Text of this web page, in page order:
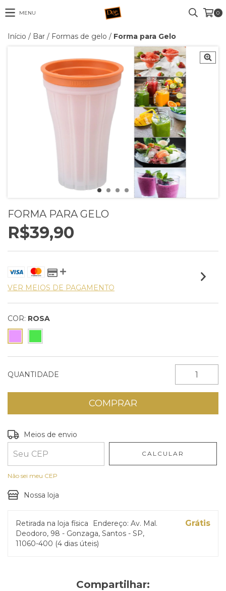
MENU 0
Início / Bar / Formas de gelo / Forma para Gelo
FORMA PARA GELO
R$39,90
VER MEIOS DE PAGAMENTO
COR: ROSA
QUANTIDADE
Entregas para o CEP:
Meios de envio
CALCULAR
Não sei meu CEP
Nossa loja
Retirada na loja física
Endereço: Av. Mal.
Deodoro, 98 - Gonzaga, Santos - SP,
11060-400 (4 dias úteis)
Grátis
Compartilhar: